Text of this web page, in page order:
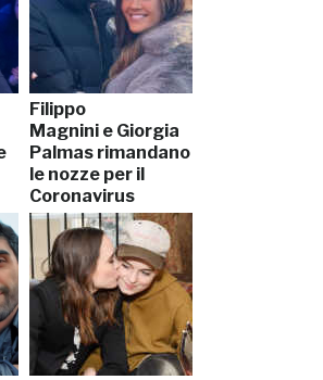
Filippo
Magnini e Giorgia
Palmas rimandano
le nozze per il
Coronavirus